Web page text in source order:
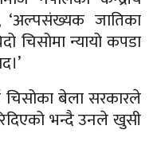
‘अल्पसंख्यक जातिका
चिसोमा न्यायो कपडा
चिसोका बेला सरकारले
भन्दै उनले खुसी